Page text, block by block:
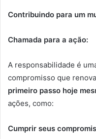
Contribuindo para um
Chamada para a ação:
A responsabilidade é
compromisso que
primeiro passo hoje
ações, como:
Cumprir seus